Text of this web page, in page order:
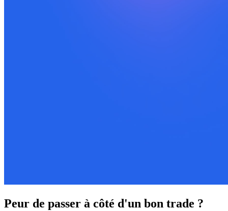
Peur de passer à côté d'un bon trade ?